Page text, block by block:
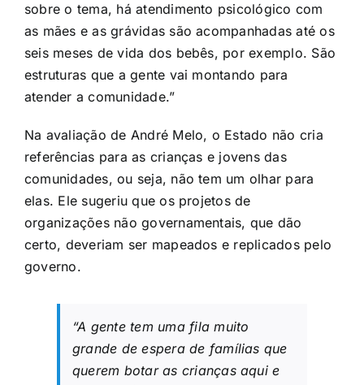
sobre o tema, há atendimento psicológico com
as mães e as grávidas são acompanhadas até os
seis meses de vida dos bebês, por exemplo. São
estruturas que a gente vai montando para
atender a comunidade.”
Na avaliação de André Melo, o Estado não cria
referências para as crianças e jovens das
comunidades, ou seja, não tem um olhar para
elas. Ele sugeriu que os projetos de
organizações não governamentais, que dão
certo, deveriam ser mapeados e replicados pelo
governo.
“A gente tem uma fila muito
grande de espera de famílias que
querem botar as crianças aqui e